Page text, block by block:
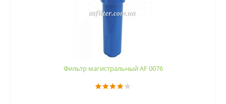
Фильтр магистральный AF 0076